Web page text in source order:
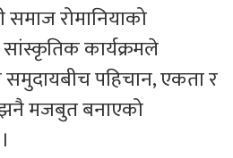
रोमानियाको
कार्यक्रमले
समुदायबीच पहिचान, एकता र
मजबुत बनाएको